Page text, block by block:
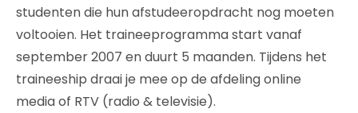
studenten die hun afstudeeropdracht nog moeten
voltooien. Het traineeprogramma start vanaf
september 2007 en duurt 5 maanden. Tijdens het
traineeship draai je mee op de afdeling online
media of RTV (radio & televisie).